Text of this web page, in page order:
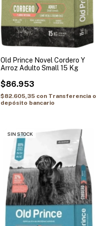
Old Prince Novel Cordero Y
Arroz Adulto Small 15 Kg
$86.953
$82.605,35 con Transferencia o
depósito bancario
SIN STOCK